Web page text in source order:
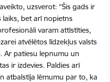
uzsverot: “Šis gads ir
laiks, bet arī nopietns
varam attīstīties,
atvēlētos līdzekļus valsts
Ar patiesu lepnumu un
ir izdevies. Paldies arī
atbalstīja lēmumu par to, ka